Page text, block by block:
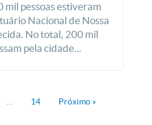
mil pessoas estiveram
Nacional de Nossa
No total, 200 mil
pela cidade...
14 Próximo »